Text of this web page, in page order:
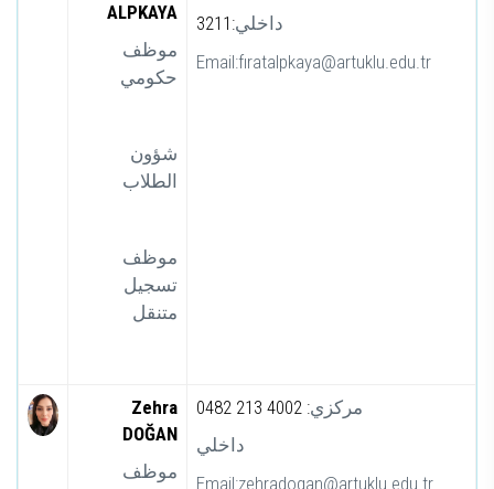
ALPKAYA
موظف
حكومي
شؤون
الطلاب
موظف
تسجيل
متنقل
3211:داخلي
Email:fıratalpkaya@artuklu.edu.tr
Zehra
DOĞAN
موظف
0482 213 4002 :مركزي
داخلي
Email:zehradogan@artuklu.edu.tr